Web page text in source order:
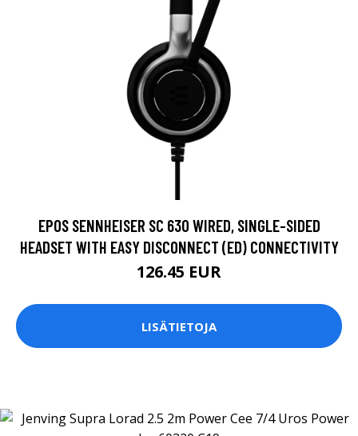
EPOS SENNHEISER SC 630 WIRED, SINGLE-SIDED
HEADSET WITH EASY DISCONNECT (ED) CONNECTIVITY
126.45 EUR
LISÄTIETOJA